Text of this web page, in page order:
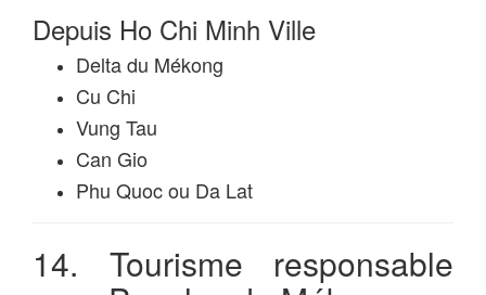
Depuis Ho Chi Minh Ville
Delta du Mékong
Cu Chi
Vung Tau
Can Gio
Phu Quoc ou Da Lat
14. Tourisme responsable